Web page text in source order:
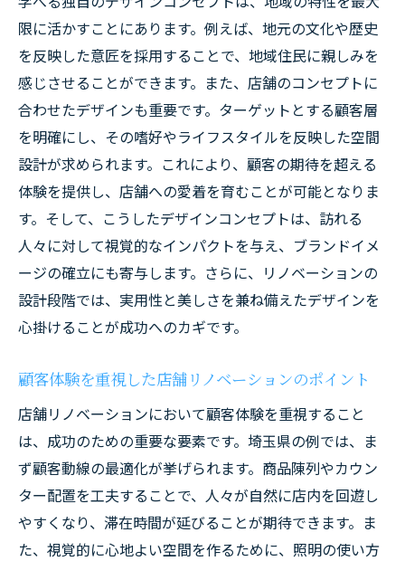
限に活かすことにあります。例えば、地元の文化や歴史
を反映した意匠を採用することで、地域住民に親しみを
感じさせることができます。また、店舗のコンセプトに
合わせたデザインも重要です。ターゲットとする顧客層
を明確にし、その嗜好やライフスタイルを反映した空間
設計が求められます。これにより、顧客の期待を超える
体験を提供し、店舗への愛着を育むことが可能となりま
す。そして、こうしたデザインコンセプトは、訪れる
人々に対して視覚的なインパクトを与え、ブランドイメ
ージの確立にも寄与します。さらに、リノベーションの
設計段階では、実用性と美しさを兼ね備えたデザインを
心掛けることが成功へのカギです。
顧客体験を重視した店舗リノベーションのポイント
店舗リノベーションにおいて顧客体験を重視すること
は、成功のための重要な要素です。埼玉県の例では、ま
ず顧客動線の最適化が挙げられます。商品陳列やカウン
ター配置を工夫することで、人々が自然に店内を回遊し
やすくなり、滞在時間が延びることが期待できます。ま
た、視覚的に心地よい空間を作るために、照明の使い方